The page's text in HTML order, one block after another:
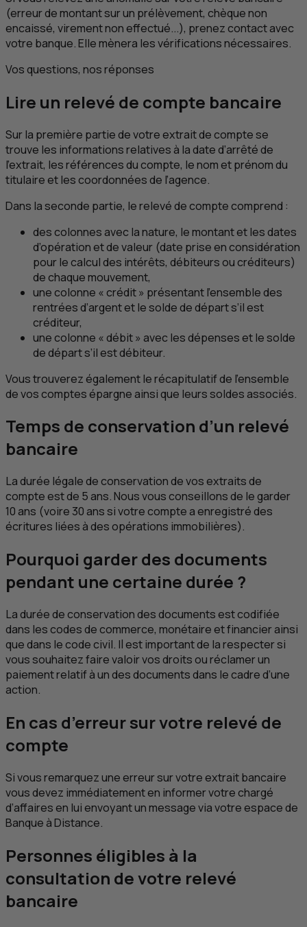
(erreur de montant sur un prélèvement, chèque non
encaissé, virement non effectué...), prenez contact avec
votre banque. Elle mènera les vérifications nécessaires.
Vos questions, nos réponses
Lire un relevé de compte bancaire
Sur la première partie de votre extrait de compte se
trouve les informations relatives à la date d’arrêté de
l’extrait, les références du compte, le nom et prénom du
titulaire et les coordonnées de l’agence.
Dans la seconde partie, le relevé de compte comprend :
des colonnes avec la nature, le montant et les dates
d’opération et de valeur (date prise en considération
pour le calcul des intérêts, débiteurs ou créditeurs)
de chaque mouvement,
une colonne « crédit » présentant l’ensemble des
rentrées d’argent et le solde de départ s’il est
créditeur,
une colonne « débit » avec les dépenses et le solde
de départ s’il est débiteur.
Vous trouverez également le récapitulatif de l’ensemble
de vos comptes épargne ainsi que leurs soldes associés.
Temps de conservation d’un relevé
bancaire
La durée légale de conservation de vos extraits de
compte est de 5 ans. Nous vous conseillons de le garder
10 ans (voire 30 ans si votre compte a enregistré des
écritures liées à des opérations immobilières).
Pourquoi garder des documents
pendant une certaine durée ?
La durée de conservation des documents est codifiée
dans les codes de commerce, monétaire et financier ainsi
que dans le code civil. Il est important de la respecter si
vous souhaitez faire valoir vos droits ou réclamer un
paiement relatif à un des documents dans le cadre d’une
action.
En cas d’erreur sur votre relevé de
compte
Si vous remarquez une erreur sur votre extrait bancaire
vous devez immédiatement en informer votre chargé
d’affaires en lui envoyant un message via votre espace de
Banque à Distance.
Personnes éligibles à la
consultation de votre relevé
bancaire